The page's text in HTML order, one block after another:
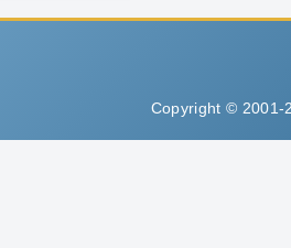
Copyright © 2001-